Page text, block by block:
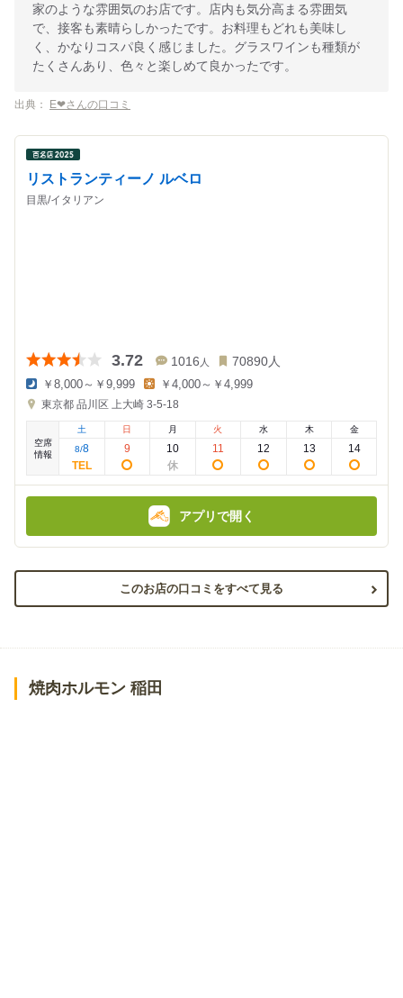
家のような雰囲気のお店です。店内も気分高まる雰囲気
で、接客も素晴らしかったです。お料理もどれも美味し
く、かなりコスパ良く感じました。グラスワインも種類が
たくさんあり、色々と楽しめて良かったです。
出典： E❤︎さんの口コミ
リストランティーノ ルベロ
目黒/イタリアン
3.72 1016 人 70890人
夜
の
￥8,000～￥9,999
の
￥4,000～￥4,999
東京都 品川区 上大崎 3-5-18
空席
情報
土
8/8
日
9
月
10
火
11
水
12
木
13
金
14
アプリで開く
このお店の口コミをすべて見る
焼肉ホルモン 稲田